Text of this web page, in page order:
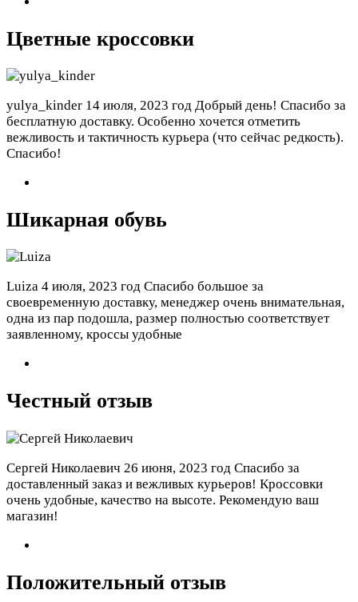
Цветные кроссовки
yulya_kinder 14 июля, 2023 год Добрый день! Спасибо за
бесплатную доставку. Особенно хочется отметить
вежливость и тактичность курьера (что сейчас редкость).
Спасибо!
Шикарная обувь
Luiza 4 июля, 2023 год Спасибо большое за
своевременную доставку, менеджер очень внимательная,
одна из пар подошла, размер полностью соответствует
заявленному, кроссы удобные
Честный отзыв
Сергей Николаевич 26 июня, 2023 год Спасибо за
доставленный заказ и вежливых курьеров! Кроссовки
очень удобные, качество на высоте. Рекомендую ваш
магазин!
Положительный отзыв